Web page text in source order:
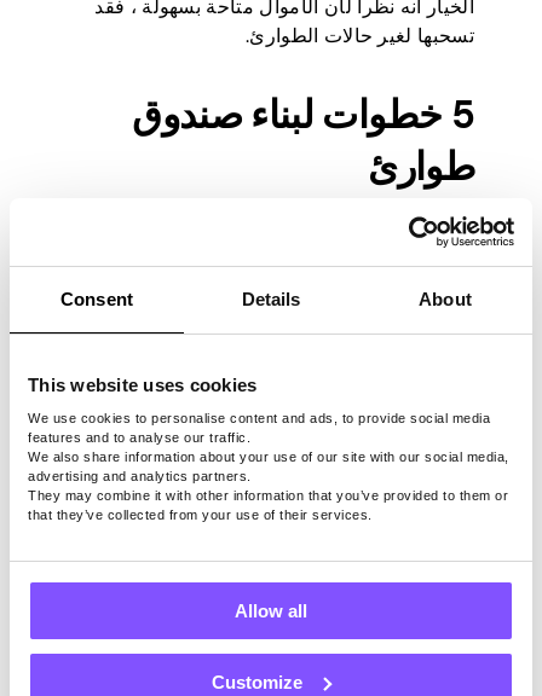
Consent Details About
This website uses cookies
We use cookies to personalise content and ads, to provide social media
features and to analyse our traffic.
We also share information about your use of our site with our social media,
advertising and analytics partners.
They may combine it with other information that you’ve provided to them or
that they’ve collected from your use of their services.
Allow all
Customize
الخيار أنه نظرا لأن الأموال متاحة بسهولة ، فقد
تسحبها لغير حالات الطوارئ.
5 خطوات لبناء صندوق
طوارئ
ستدرك قريبا أن الادخار ليوم ممطر يشبه التحدي
النفسي. يستغرق الأمر وقتا ، وبالطبع مستوى عال
من الانضباط. فيما يلي خمس خطوات بسيطة:
ابدأ رحلتك بمساهمات صغيرة ، ولكن تأكد
الإيداع الآلي يعمل العجائب – حدد المبالغ
الأسبوعية / الشهرية ونسيانها.
حاول ألا تنفق أكثر مما تحتاج.
ضع توقعات وأهدافا واقعية.
الأسئلة المتداولة